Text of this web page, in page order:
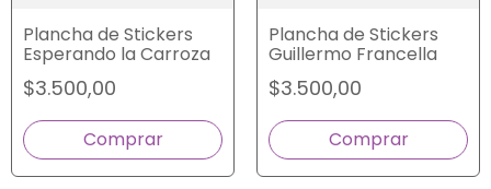
Plancha de Stickers
Esperando la Carroza
$3.500,00
Plancha de Stickers
Guillermo Francella
$3.500,00